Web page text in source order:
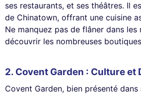
ses restaurants, et ses théâtres. Il
de Chinatown, offrant une cuisine
Ne manquez pas de flâner dans les
découvrir les nombreuses
2. Covent Garden : Culture
Covent Garden, bien présenté